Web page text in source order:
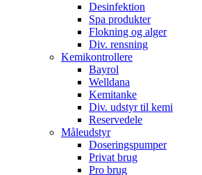
Desinfektion
Spa produkter
Flokning og alger
Div. rensning
Kemikontrollere
Bayrol
Welldana
Kemitanke
Div. udstyr til kemi
Reservedele
Måleudstyr
Doseringspumper
Privat brug
Pro brug